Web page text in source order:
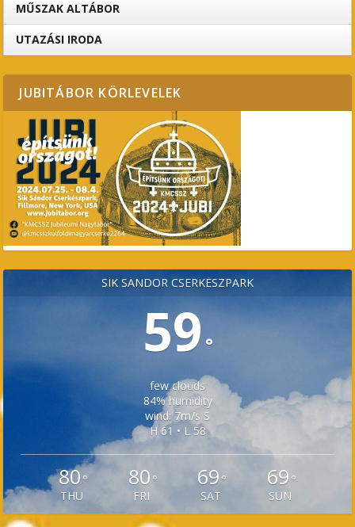
MŰSZAK ALTÁBOR
UTAZÁSI IRODA
JUBITÁBOR KÖRLEVELEK
SÍK SÁNDOR CSERKÉSZPARK
59°
few clouds
84% humidity
wind: 7m/s S
H 61 • L 58
80°
THU
80 °
FRI
69 °
SAT
69 °
SUN